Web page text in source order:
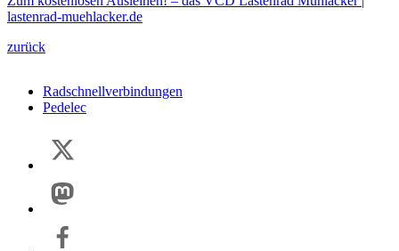
lastenrad-muehlacker.de
zurück
Radschnellverbindungen
Pedelec